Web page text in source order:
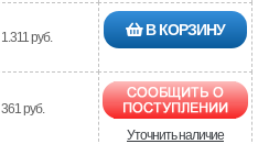
1.311 руб. В КОРЗИНУ
361 руб.
Уточнить наличие